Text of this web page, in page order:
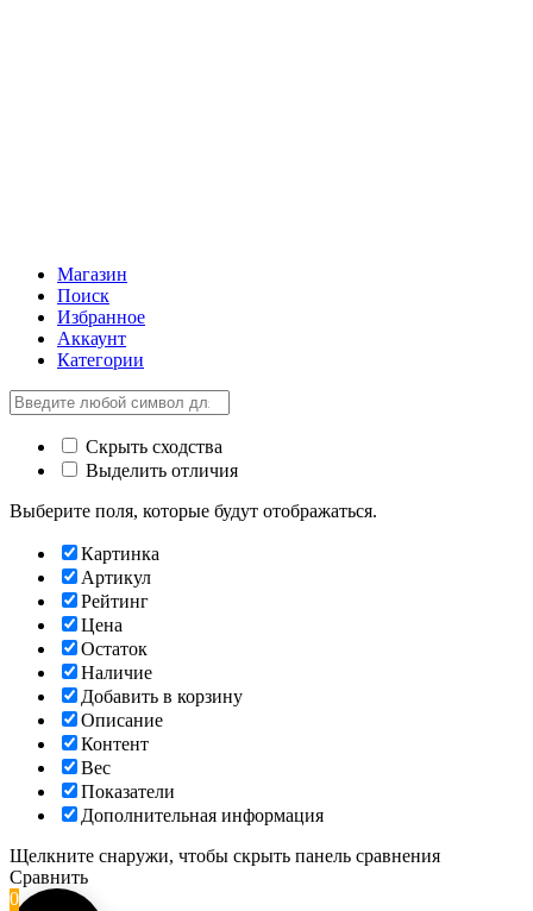
Магазин
Поиск
Избранное
Аккаунт
Категории
Скрыть сходства
Выделить отличия
Выберите поля, которые будут отображаться.
Картинка
Артикул
Рейтинг
Цена
Остаток
Наличие
Добавить в корзину
Описание
Контент
Вес
Показатели
Дополнительная информация
Щелкните снаружи, чтобы скрыть панель сравнения
Сравнить
0